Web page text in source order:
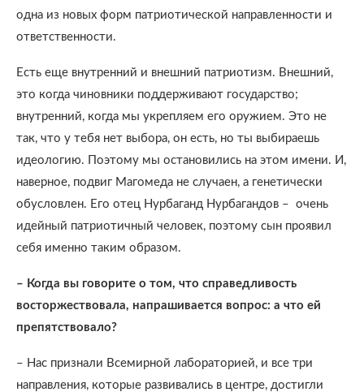
одна из новых форм патриотической направленности и
ответственности.
Есть еще внутренний и внешний патриотизм. Внешний,
это когда чиновники поддерживают государство;
внутренний, когда мы укрепляем его оружием. Это не
так, что у тебя нет выбора, он есть, но ты выбираешь
идеологию. Поэтому мы остановились на этом имени. И,
наверное, подвиг Магомеда не случаен, а генетически
обусловлен. Его отец Нурбаганд Нурбагандов – очень
идейный патриотичный человек, поэтому сын проявил
себя именно таким образом.
– Когда вы говорите о том, что справедливость
восторжествовала, напрашивается вопрос: а что ей
препятствовало?
– Нас признали Всемирной лабораторией, и все три
направления, которые развивались в центре, достигли